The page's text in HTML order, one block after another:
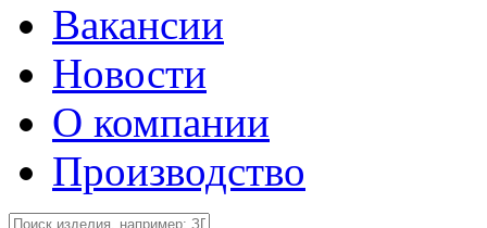
Вакансии
Новости
О компании
Производство